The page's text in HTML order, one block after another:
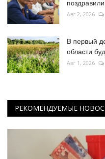
Авг 2, 2026
В первый
области
Авг 1, 2026
РЕКОМЕНДУЕМЫЕ